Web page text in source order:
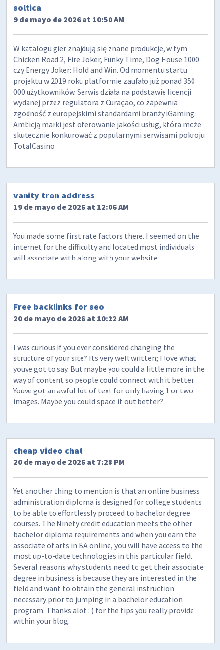
soltica
9 de mayo de 2026 at 10:50 AM
W katalogu gier znajdują się znane produkcje, w tym
Chicken Road 2, Fire Joker, Funky Time, Dog House 1000
czy Energy Joker: Hold and Win. Od momentu startu
projektu w 2019 roku platformie zaufało już ponad 350
000 użytkowników. Serwis działa na podstawie licencji
wydanej przez regulatora z Curaçao, co zapewnia
zgodność z europejskimi standardami branży iGaming.
Ambicją marki jest oferowanie jakości usług, która może
skutecznie konkurować z popularnymi serwisami pokroju
TotalCasino.
vanity tron address
19 de mayo de 2026 at 12:06 AM
You made some first rate factors there. I seemed on the
internet for the difficulty and located most individuals
will associate with along with your website.
Free backlinks for seo
20 de mayo de 2026 at 10:22 AM
I was curious if you ever considered changing the
structure of your site? Its very well written; I love what
youve got to say. But maybe you could a little more in the
way of content so people could connect with it better.
Youve got an awful lot of text for only having 1 or two
images. Maybe you could space it out better?
cheap video chat
20 de mayo de 2026 at 7:28 PM
Yet another thing to mention is that an online business
administration diploma is designed for college students
to be able to effortlessly proceed to bachelor degree
courses. The Ninety credit education meets the other
bachelor diploma requirements and when you earn the
associate of arts in BA online, you will have access to the
most up-to-date technologies in this particular field.
Several reasons why students need to get their associate
degree in business is because they are interested in the
field and want to obtain the general instruction
necessary prior to jumping in a bachelor education
program. Thanks alot : ) for the tips you really provide
within your blog.